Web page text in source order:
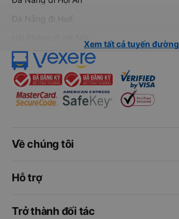
Đà Nẵng đi Huế
Xem tất cả tuyến đường
Về chúng tôi
Hỗ trợ
Trở thành đối tác